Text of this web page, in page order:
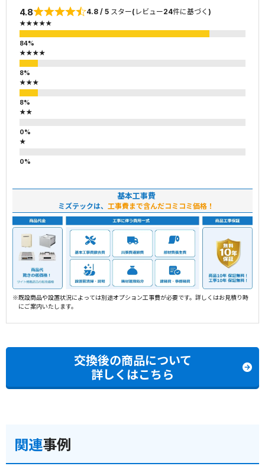
4.8 4.8 / 5 スター(レビュー24件に基づく)
★★★★★
★★★★
★★★
★★
★
基本工事費
ミズテックは、 工事費まで含んだコミコミ価格！
※既設商品や設置状況によっては別途オプション工事費が必要です。詳しくはお見積り時
にご案内いたします。
交換後の商品について
詳しくはこちら
関連事例